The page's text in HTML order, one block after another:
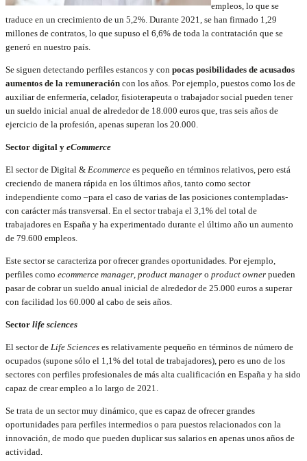
empleos, lo que se
traduce en un crecimiento de un 5,2%. Durante 2021, se han firmado 1,29
millones de contratos, lo que supuso el 6,6% de toda la contratación que se
generó en nuestro país.
Se siguen detectando perfiles estancos y con pocas posibilidades de acusados
aumentos de la remuneración con los años. Por ejemplo, puestos como los de
auxiliar de enfermería, celador, fisioterapeuta o trabajador social pueden tener
un sueldo inicial anual de alrededor de 18.000 euros que, tras seis años de
ejercicio de la profesión, apenas superan los 20.000.
Sector digital y eCommerce
El sector de Digital & Ecommerce es pequeño en términos relativos, pero está
creciendo de manera rápida en los últimos años, tanto como sector
independiente como –para el caso de varias de las posiciones contempladas-
con carácter más transversal. En el sector trabaja el 3,1% del total de
trabajadores en España y ha experimentado durante el último año un aumento
de 79.600 empleos.
Este sector se caracteriza por ofrecer grandes oportunidades. Por ejemplo,
perfiles como ecommerce manager product manager o product owner pueden
pasar de cobrar un sueldo anual inicial de alrededor de 25.000 euros a superar
con facilidad los 60.000 al cabo de seis años.
Sector life sciences
El sector de Life Sciences es relativamente pequeño en términos de número de
ocupados (supone sólo el 1,1% del total de trabajadores), pero es uno de los
sectores con perfiles profesionales de más alta cualificación en España y ha sido
capaz de crear empleo a lo largo de 2021.
Se trata de un sector muy dinámico, que es capaz de ofrecer grandes
oportunidades para perfiles intermedios o para puestos relacionados con la
innovación, de modo que pueden duplicar sus salarios en apenas unos años de
actividad.